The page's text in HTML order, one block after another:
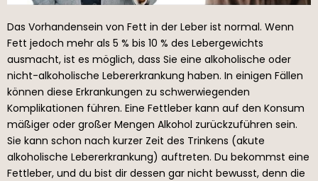
Das Vorhandensein von Fett in der Leber ist normal. Wenn
Fett jedoch mehr als 5 % bis 10 % des Lebergewichts
ausmacht, ist es möglich, dass Sie eine alkoholische oder
nicht-alkoholische Lebererkrankung haben. In einigen Fällen
können diese Erkrankungen zu schwerwiegenden
Komplikationen führen. Eine Fettleber kann auf den Konsum
mäßiger oder großer Mengen Alkohol zurückzuführen sein.
Sie kann schon nach kurzer Zeit des Trinkens (akute
alkoholische Lebererkrankung) auftreten. Du bekommst eine
Fettleber, und du bist dir dessen gar nicht bewusst, denn die